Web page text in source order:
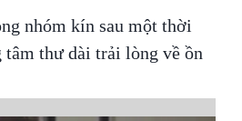
nhóm kín sau một thời
tâm thư dài trải lòng về ồn